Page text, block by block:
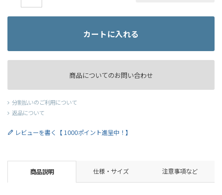
カートに入れる
商品についてのお問い合わせ
分割払いのご利用について
返品について
レビューを書く【 1000ポイント進呈中！】
商品説明 仕様・サイズ 注意事項など